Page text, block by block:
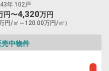
年 102戸
円〜4,320万円
円/㎡～120.00万円/㎡）
中物件